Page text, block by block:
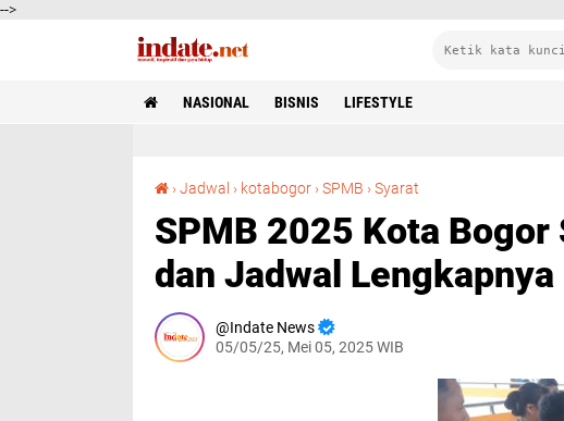
-->
NASIONAL BISNIS LIFESTYLE
›Jadwal › kotabogor ›SPMB ›Syarat
SPMB 2025 Kota
dan Jadwal Lengkapnya
Indate News
05/05/25, Mei 05, 2025 WIB